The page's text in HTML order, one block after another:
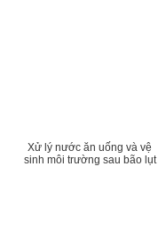
​Xử lý nước ăn uống và vệ
sinh môi trường sau bão lụt